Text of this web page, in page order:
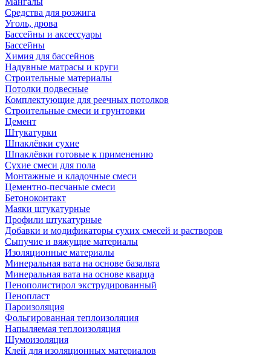
Средства для розжига
Уголь, дрова
Бассейны и аксессуары
Бассейны
Химия для бассейнов
Надувные матрасы и круги
Строительные материалы
Потолки подвесные
Комплектующие для реечных потолков
Строительные смеси и грунтовки
Цемент
Штукатурки
Шпаклёвки сухие
Шпаклёвки готовые к применению
Сухие смеси для пола
Монтажные и кладочные смеси
Цементно-песчаные смеси
Бетоноконтакт
Маяки штукатурные
Профили штукатурные
Добавки и модификаторы сухих смесей и растворов
Сыпучие и вяжущие материалы
Изоляционные материалы
Минеральная вата на основе базальта
Минеральная вата на основе кварца
Пенополистирол экструдированный
Пенопласт
Пароизоляция
Фольгированная теплоизоляция
Напыляемая теплоизоляция
Шумоизоляция
Клей для изоляционных материалов